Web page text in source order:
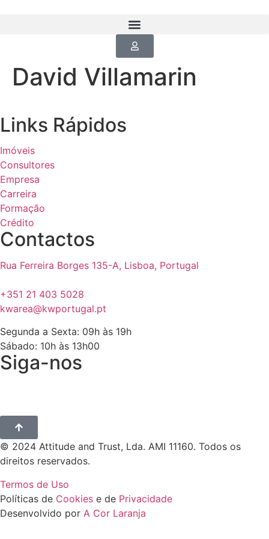
David Villamarin
Links Rápidos
Imóveis
Consultores
Empresa
Carreira
Formação
Crédito
Contactos
Rua Ferreira Borges 135-A, Lisboa, Portugal
+351 21 403 5028
kwarea@kwportugal.pt
Segunda a Sexta: 09h às 19h
Sábado: 10h às 13h00
Siga-nos
© 2024 Attitude and Trust, Lda. AMI 11160. Todos os
direitos reservados.
Termos de Uso
Políticas de Cookies e de Privacidade
Desenvolvido por A Cor Laranja